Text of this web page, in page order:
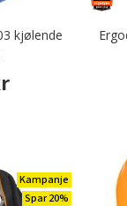
kjølende
Kampanje
Spar 20%